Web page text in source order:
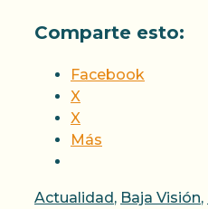
Comparte esto:
Facebook
X
X
Más
Categorías
Actualidad, Baja Visión,